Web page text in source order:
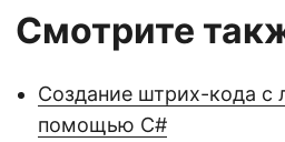
Смотрите
Создание штрих-кода с
помощью C#